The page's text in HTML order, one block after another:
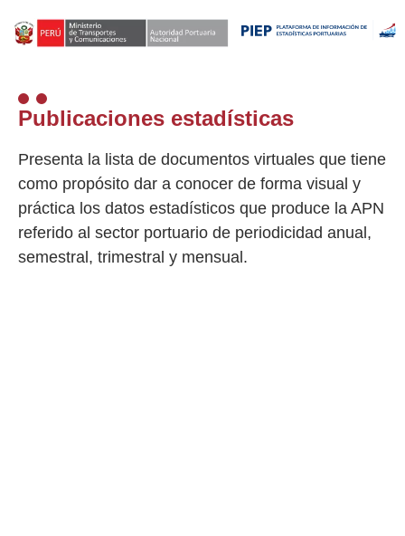
Publicaciones estadísticas
Presenta la lista de documentos virtuales que tiene
como propósito dar a conocer de forma visual y
práctica los datos estadísticos que produce la APN
referido al sector portuario de periodicidad anual,
semestral, trimestral y mensual.